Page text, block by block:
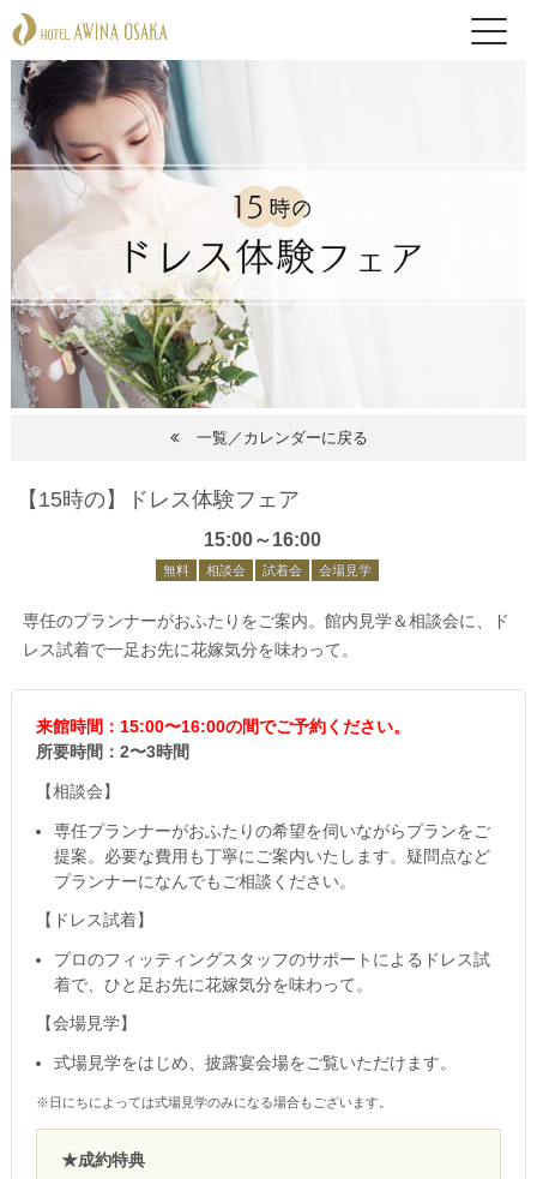
一覧／カレンダーに戻る
【15時の】ドレス体験フェア
15:00～16:00
無料 相談会 試着会 会場見学
専任のプランナーがおふたりをご案内。館内見学＆相談会に、ド
レス試着で一足お先に花嫁気分を味わって。
来館時間：15:00〜16:00の間でご予約ください。
所要時間：2〜3時間
【相談会】
専任プランナーがおふたりの希望を伺いながらプランをご
提案。必要な費用も丁寧にご案内いたします。疑問点など
プランナーになんでもご相談ください。
【ドレス試着】
プロのフィッティングスタッフのサポートによるドレス試
着で、ひと足お先に花嫁気分を味わって。
【会場見学】
式場見学をはじめ、披露宴会場をご覧いただけます。
※日にちによっては式場見学のみになる場合もございます。
★成約特典